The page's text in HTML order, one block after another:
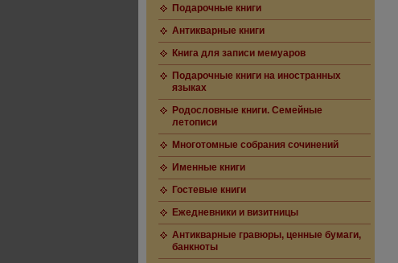
Подарочные книги
Антикварные книги
Книга для записи мемуаров
Подарочные книги на иностранных
языках
Родословные книги. Семейные
летописи
Многотомные собрания сочинений
Именные книги
Гостевые книги
Ежедневники и визитницы
Антикварные гравюры, ценные бумаги,
банкноты